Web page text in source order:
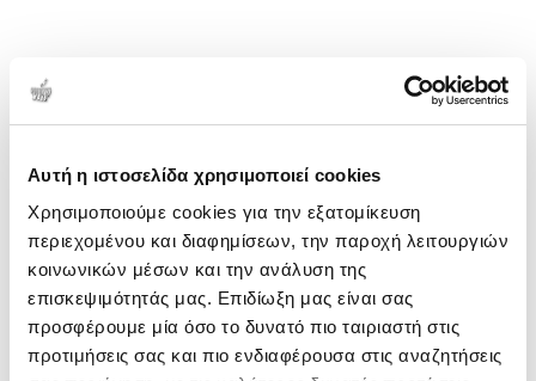
Αυτή η ιστοσελίδα χρησιμοποιεί cookies
Χρησιμοποιούμε cookies για την εξατομίκευση
περιεχομένου και διαφημίσεων, την παροχή λειτουργιών
κοινωνικών μέσων και την ανάλυση της
επισκεψιμότητάς μας. Επιδίωξη μας είναι σας
προσφέρουμε μία όσο το δυνατό πιο ταιριαστή στις
προτιμήσεις σας και πιο ενδιαφέρουσα στις αναζητήσεις